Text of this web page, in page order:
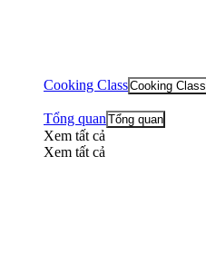
Cooking ClassCooking Class
Tổng quan Tổng quan
Xem tất cả
Xem tất cả